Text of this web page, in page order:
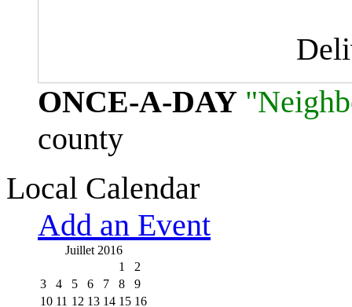
ONCE-A-DAY
county
Local Calendar
Add an Event
Juillet 2016
1
2
3
4 5 6 7 8
9
10 11 12 13 14 15 16